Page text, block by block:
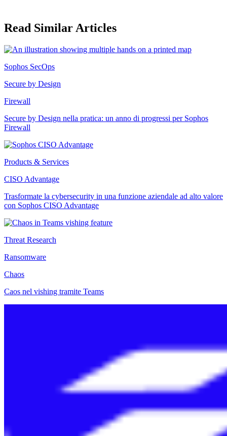
Read Similar Articles
Sophos SecOps
Secure by Design
Firewall
Secure by Design nella pratica: un anno di progressi per Sophos
Firewall
Products & Services
CISO Advantage
Trasformate la cybersecurity in una funzione aziendale ad alto valore
con Sophos CISO Advantage
Threat Research
Ransomware
Chaos
Caos nel vishing tramite Teams